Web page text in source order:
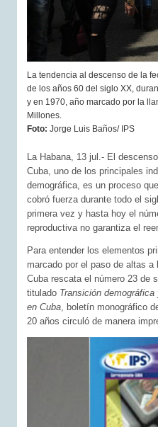
La tendencia al descenso de la
de los años 60 del siglo XX,
y en 1970, año marcado por la
Millones.
Foto:Jorge Luis Baños/ IPS
La Habana, 13 jul.- El
Cuba, uno de los principales
demográfica, es un proceso
cobró fuerza durante todo el
primera vez y hasta hoy el
reproductiva no garantiza el
Para entender los elementos
marcado por el paso de altas
Cuba rescata el número 23 de
titulado Transición
en Cuba , boletín monográfico
20 años circuló de manera